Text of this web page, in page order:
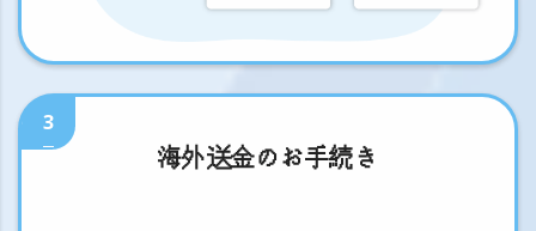
3
海外送金のお手続き